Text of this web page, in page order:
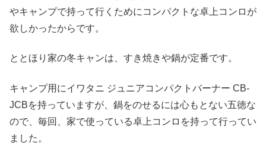
やキャンプで持って行くためにコンパクトな卓上コンロが
欲しかったからです。
ととほり家の冬キャンは、すき焼きや鍋が定番です。
キャンプ用にイワタニ ジュニアコンパクトバーナー CB-
JCBを持っていますが、鍋をのせるには心もとない五徳な
ので、毎回、家で使っている卓上コンロを持って行ってい
ました。